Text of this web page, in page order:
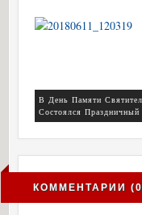
В День Памяти
Состоялся
КОММЕНТАРИИ